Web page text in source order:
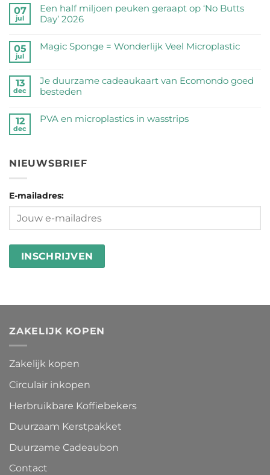
reacties
op
Zijn
drinkflessen
zetten
de
op
een
07
jul
Een half miljoen peuken geraapt op ‘No Butts
Day’ 2026
reacties
half
miljoen
peuken
op
2026
05
jul
Magic Sponge = Wonderlijk Veel Microplastic
op
Magic
=
Wonderlijk
13
dec
Je duurzame cadeaukaart van Ecomondo goed
besteden
reacties
cadeaukaart
van
goed
besteden
12
dec
PVA en microplastics in wasstrips
PVA
in
wasstrips
NIEUWSBRIEF
E-mailadres:
ZAKELIJK KOPEN
Zakelijk kopen
Circulair inkopen
Herbruikbare Koffiebekers
Duurzaam Kerstpakket
Duurzame Cadeaubon
Contact